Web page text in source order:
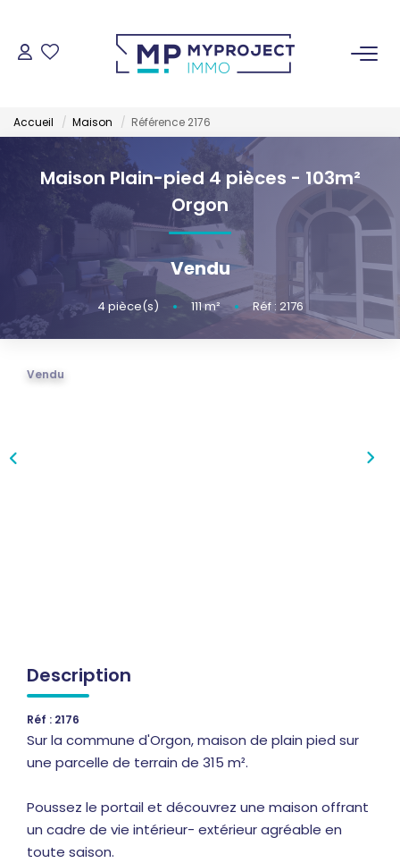
LOUER
VENDRE
ESTIMER
GESTION LOCATIVE
Accueil Maison Référence 2176
Maison Plain-pied 4 pièces - 103m²
Orgon
Vendu
4 pièce(s) • 111m² • Réf : 2176
Vendu
Description
Réf : 2176
Sur la commune d'Orgon, maison de plain pied sur
une parcelle de terrain de 315 m².
Poussez le portail et découvrez une maison offrant
un cadre de vie intérieur- extérieur agréable en
toute saison.